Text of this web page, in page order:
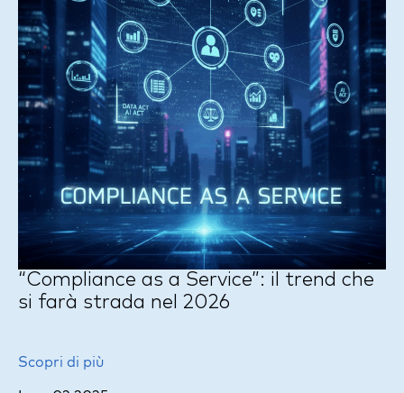
“Compliance as a Service”: il trend che
si farà strada nel 2026
Scopri di più